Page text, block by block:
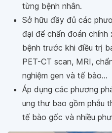
từng bệnh nhân.
Sở hữu đầy đủ các
đại để chẩn đoán chính
bệnh trước khi điều trị
PET-CT scan, MRI,
nghiệm gen và tế bào…
Áp dụng các phương
ung thư bao gồm phẫu
tế bào gốc và nhiều